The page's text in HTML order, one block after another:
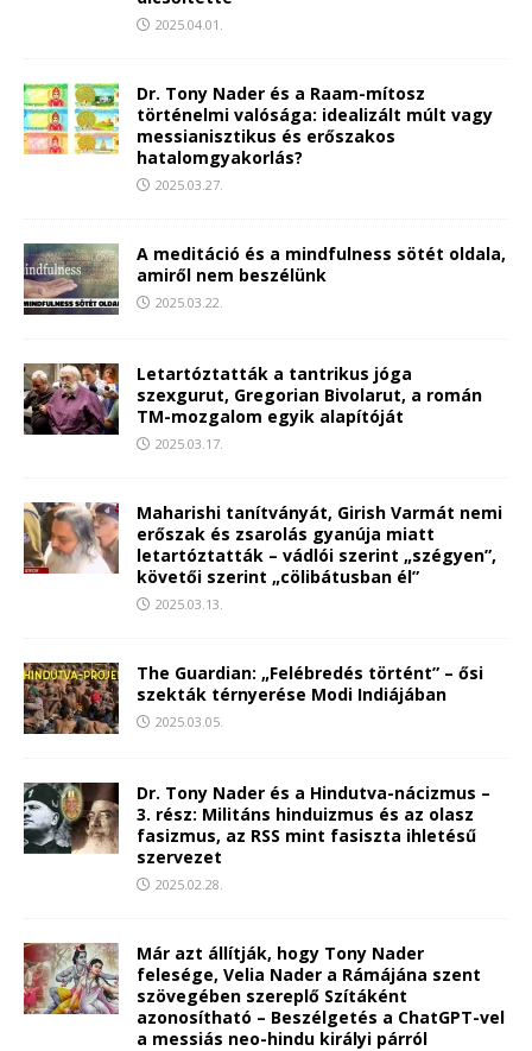
2025.04.01.
Dr. Tony Nader és a Raam-mítosz
történelmi valósága: idealizált múlt vagy
messianisztikus és erőszakos
hatalomgyakorlás?
2025.03.27.
A meditáció és a mindfulness sötét oldala,
amiről nem beszélünk
2025.03.22.
Letartóztatták a tantrikus jóga
szexgurut, Gregorian Bivolarut, a román
TM-mozgalom egyik alapítóját
2025.03.17.
Maharishi tanítványát, Girish Varmát nemi
erőszak és zsarolás gyanúja miatt
letartóztatták – vádlói szerint „szégyen”,
követői szerint „cölibátusban él”
2025.03.13.
The Guardian: „Felébredés történt” – ősi
szekták térnyerése Modi Indiájában
2025.03.05.
Dr. Tony Nader és a Hindutva-nácizmus –
3. rész: Militáns hinduizmus és az olasz
fasizmus, az RSS mint fasiszta ihletésű
szervezet
2025.02.28.
Már azt állítják, hogy Tony Nader
felesége, Velia Nader a Rámájána szent
szövegében szereplő Szítáként
azonosítható – Beszélgetés a ChatGPT-vel
a messiás neo-hindu királyi párról